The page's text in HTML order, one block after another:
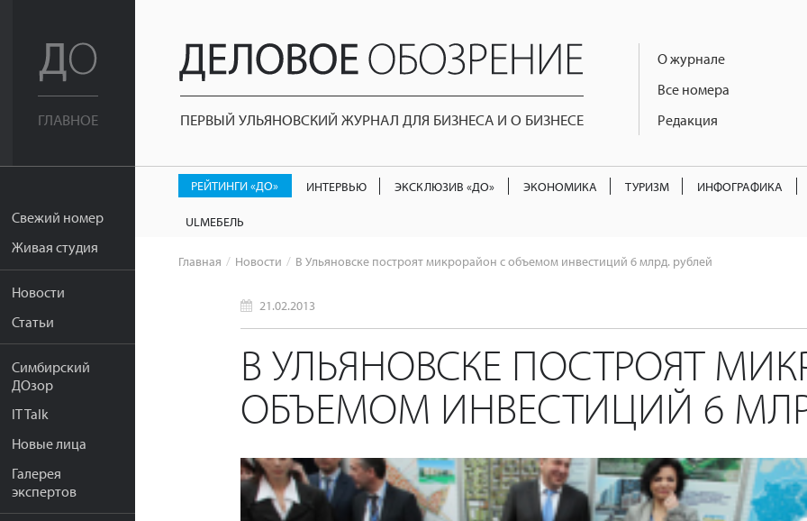
ГЛАВНОЕ
Свежий номер
Живая студия
Новости
Статьи
Симбирский
ДОзор
IT Talk
Новые лица
Галерея
экспертов
ПЕРВЫЙ УЛЬЯНОВСКИЙ ЖУРНАЛ ДЛЯ БИЗНЕСА И О БИЗНЕСЕ
О журнале
Все номера
Редакция
РЕЙТИНГИ «ДО» ИНТЕРВЬЮ ЭКСКЛЮЗИВ «ДО» ЭКОНОМИКА ТУРИЗМ ИНФОГРАФИКА
ULМЕБЕЛЬ
Главная Новости В Ульяновске построят микрорайон с объемом инвестиций 6 млрд. рублей
21.02.2013
В УЛЬЯНОВСКЕ ПОСТРОЯТ
ОБЪЕМОМ ИНВЕСТИЦИЙ 6